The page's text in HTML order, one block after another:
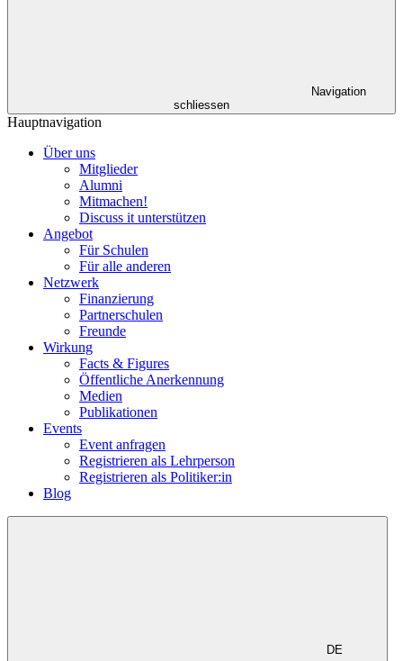
Navigation
schliessen
Hauptnavigation
Über uns
Mitglieder
Alumni
Mitmachen!
Discuss it unterstützen
Angebot
Für Schulen
Für alle anderen
Netzwerk
Finanzierung
Partnerschulen
Freunde
Wirkung
Facts & Figures
Öffentliche Anerkennung
Medien
Publikationen
Events
Event anfragen
Registrieren als Lehrperson
Registrieren als Politiker:in
Blog
DE